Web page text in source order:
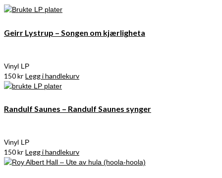
Geirr Lystrup – Songen om kjærligheta
Vinyl LP
150kr Legg i handlekurv
Randulf Saunes – Randulf Saunes synger
Vinyl LP
150kr Legg i handlekurv